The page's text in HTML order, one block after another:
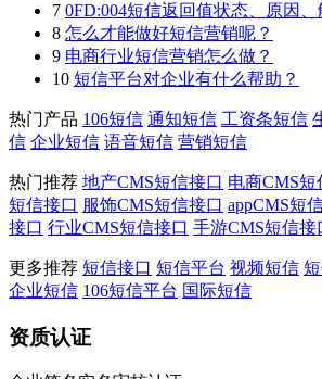
7 0FD:004短信返回值状态、原因
8 怎么才能做好短信营销呢？
9 电商行业短信营销怎么做？
10 短信平台对企业有什么帮助？
热门产品 106短信 通知短信 工资条短信
信 企业短信 语音短信 营销短信
热门推荐 地产CMS短信接口 电商CMS短
短信接口 服饰CMS短信接口 appCMS短
接口 行业CMS短信接口 手游CMS短信接
更多推荐 短信接口 短信平台 视频短信
企业短信 106短信平台 国际短信
资质认证